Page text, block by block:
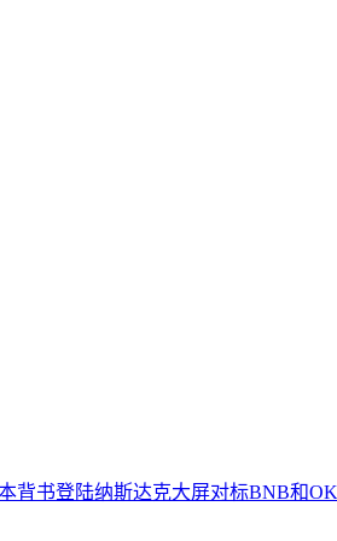
背书登陆纳斯达克大屏对标BNB和